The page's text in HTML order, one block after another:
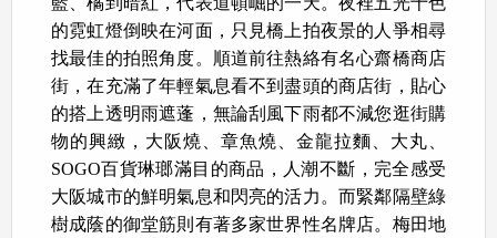
的霓虹燈倒映在河面，只見橋上拍夜景的人爭相尋
找最佳的拍照角度。順道前往熱絡有名心齋橋商店
街，在充滿了年輕氣息看不到盡頭的商店街，貼心
的搭上透明雨遮蓬，無論刮風下雨都不減您逛街購
物的興緻，大阪燒、章魚燒、金龍拉麵、大丸、
SOGO百貨琳瑯滿目的商品，人潮不斷，完全感受
大阪城市的鮮明氣息和閃亮的活力。而緊鄰隔壁綠
樹成蔭的御堂筋則有著多家世界性名牌店。梅田地